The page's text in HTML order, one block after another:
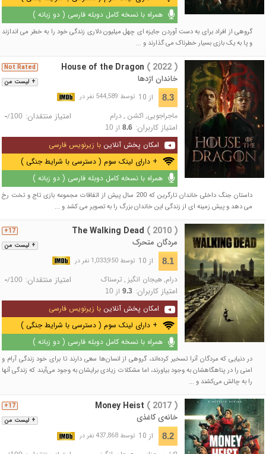
همراه با نسخه کامل دوبله فارسی ( دو زبانه )
گروهی از افراد برای به دست آوردن جایزه ای چهل میلیون دلاری زندگی خود را به خطر می اندازند
و پا به یک بازی بسیار خطرناک می گذارند و ...
+ لیست من
Not Rated House of the Dragon ( 2022 )
خاندان اژدها
8.3 از 10 توسط 544,589 نفر در
ماجراجویی, اکشن , درام امتیاز منتقدان: -/100
امتیاز کاربران: 8.6از 10
امکان پخش آنلاین با زیرنویس فارسی
+ دارای لینک سوم ( دسترسی با شرایط جنگی )
همراه با نسخه کامل دوبله فارسی ( دو زبانه )
داستان جنگ داخلی خاندان تارگرین که 200 سال پیش از اتفاقات مجموعه بازی تاج ‌و تخت رخ
می ‌دهد و پیش زمینه ای از زندگی این خاندان بزرگ را به تصویر می ‌کشد و ...
+ لیست من
17+ The Walking Dead ( 2010 )
مردگان متحرک
8.1 از 10 توسط 1,033,950 نفر در
درام,هیجان انگیز , ترسناک امتیاز منتقدان: -/100
امتیاز کاربران: 9.3از 10
امکان پخش آنلاین با زیرنویس فارسی
+ دارای لینک سوم ( دسترسی با شرایط جنگی )
همراه با نسخه کامل دوبله فارسی ( دو زبانه )
در دنیایی که مردگان آنرا تسخیر کرده‌اند، گروهی از انسان‌ها سعی دارند تا برای خود زندگی آرام و
امنی را در پناهگاهشان به وجود بیاورند، اما مشکلات زیادی برایشان به وجود می‌آیند که زندگی آنها
را به چالش می‌کشند و ...
+ لیست من
17+ Money Heist ( 2017 )
خانه‌ی کاغذی
8.2 از 10 توسط 437,868 نفر در